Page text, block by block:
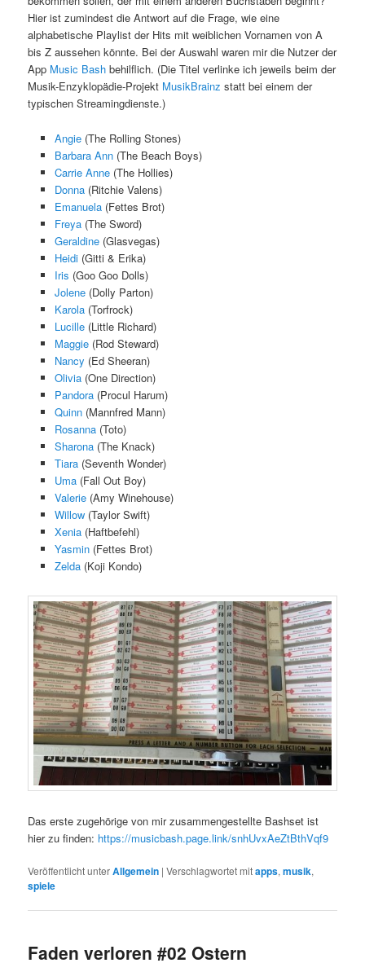
Hier ist zumindest die Antwort auf die Frage, wie eine
alphabetische Playlist der Hits mit weiblichen Vornamen von A
bis Z aussehen könnte. Bei der Auswahl waren mir die Nutzer der
App Music Bash behilflich. (Die Titel verlinke ich jeweils beim der
Musik-Enzyklopädie-Projekt MusikBrainz statt bei einem der
typischen Streamingdienste.)
Angie(The Rolling Stones)
Barbara Ann(The Beach Boys)
Carrie Anne(The Hollies)
Donna(Ritchie Valens)
Emanuela(Fettes Brot)
Freya(The Sword)
Geraldine(Glasvegas)
Heidi(Gitti & Erika)
Iris (Goo Goo Dolls)
Jolene(Dolly Parton)
Karola(Torfrock)
Lucille(Little Richard)
Maggie(Rod Steward)
Nancy (Ed Sheeran)
Olivia(One Direction)
Pandora(Procul Harum)
Quinn(Mannfred Mann)
Rosanna(Toto)
Sharona(The Knack)
Tiara(Seventh Wonder)
Uma(Fall Out Boy)
Valerie(Amy Winehouse)
Willow(Taylor Swift)
Xenia(Haftbefehl)
Yasmin(Fettes Brot)
Zelda(Koji Kondo)
Das erste zugehörige von mir zusammengestellte Bashset ist
hier zu finden: https://musicbash.page.link/snhUvxAeZtBthVqf9
Veröffentlicht unterAllgemein |Verschlagwortet mitapps,musik,
spiele
Faden verloren #02 Ostern